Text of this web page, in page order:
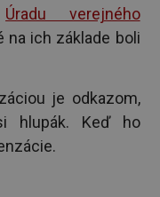
Úradu verejného
na ich základe boli
je odkazom,
hlupák. Keď ho